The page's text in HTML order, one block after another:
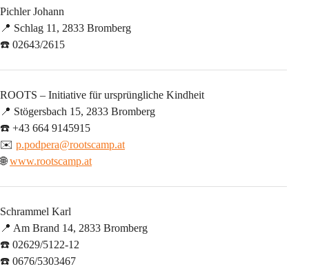
Pichler Johann
📍 Schlag 11, 2833 Bromberg
☎️ 02643/2615
ROOTS – Initiative für ursprüngliche Kindheit
📍 Stögersbach 15, 2833 Bromberg
☎️ +43 664 9145915
✉️ p.podpera@rootscamp.at
🌐 www.rootscamp.at
Schrammel Karl
📍 Am Brand 14, 2833 Bromberg
☎️ 02629/5122-12
☎️ 0676/5303467